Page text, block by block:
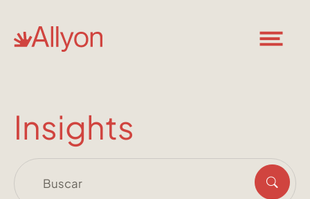
Insights